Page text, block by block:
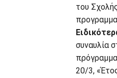
του
συναυλία
20/3,